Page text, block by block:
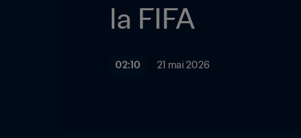
la FIFA
02:10 21 mai 2026